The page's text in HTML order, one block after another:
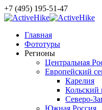
+7 (495) 195-51-47
Главная
Фототуры
Регионы
Центральная
Европейский
Карелия
Кольский
Северо-
Южная Россия